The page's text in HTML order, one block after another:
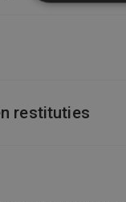
restituties